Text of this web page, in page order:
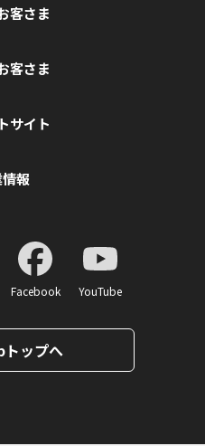
客さま
客さま
サイト
報
Facebook YouTube
ップへ